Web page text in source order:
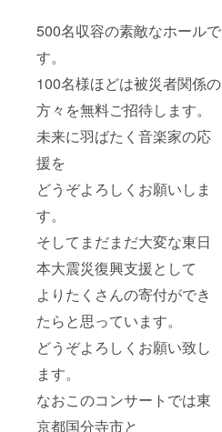
500名収容の素敵なホールで
す。
100名様ほどは被災者関係の
方々を無料ご招待します。
未来に羽ばたく音楽家の応
援を
どうぞよろしくお願いしま
す。
そしてまだまだ大変な東日
本大震災復興支援として
よりたくさんの寄付ができ
たらと思っています。
どうぞよろしくお願い致し
ます。
なおこのコンサートでは東
京都国分寺市と